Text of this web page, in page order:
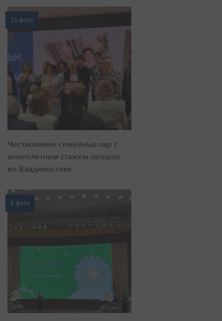
23 фото
Чествование семейных пар с
многолетним стажем прошло
во Владивостоке
8 фото